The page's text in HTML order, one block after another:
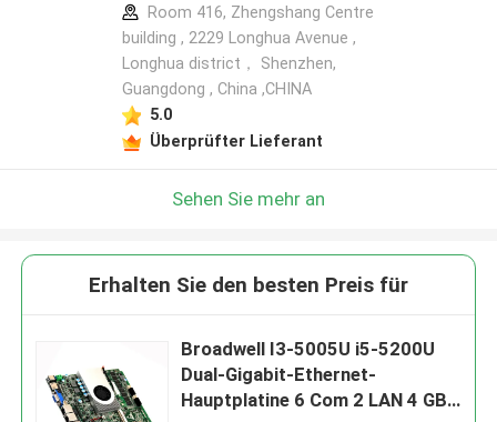
Room 416, Zhengshang Centre
building , 2229 Longhua Avenue ,
Longhua district， Shenzhen,
Guangdong , China ,CHINA
5.0
Überprüfter Lieferant
Sehen Sie mehr an
Erhalten Sie den besten Preis für
Broadwell I3-5005U i5-5200U
Dual-Gigabit-Ethernet-
Hauptplatine 6 Com 2 LAN 4 GB